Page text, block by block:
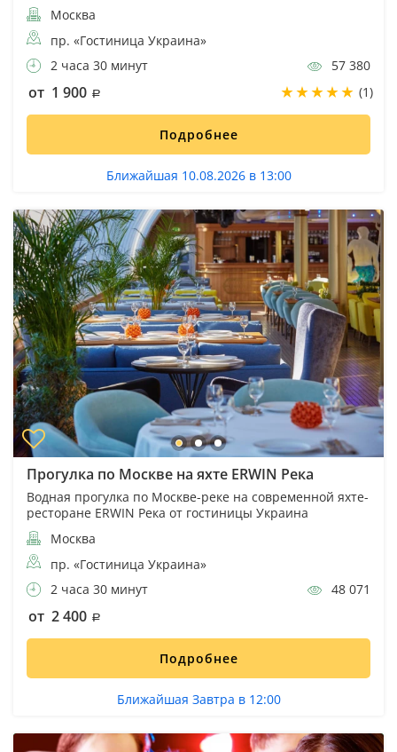
Москва
пр. «Гостиница Украина»
2 часа 30 минут
57 380
от 1 900 (1)
Подробнее
Ближайшая 10.08.2026 в 13:00
Прогулка по Москве на яхте ERWIN Река
Водная прогулка по Москве-реке на современной яхте-
ресторане ERWIN Река от гостиницы Украина
Москва
пр. «Гостиница Украина»
2 часа 30 минут
48 071
от 2 400
Подробнее
Ближайшая Завтра в 12:00